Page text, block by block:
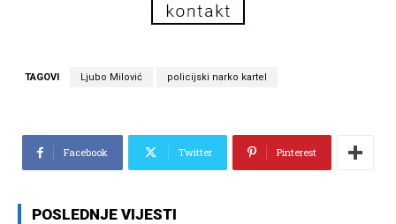
TAGOVI Ljubo Milović policijski narko kartel
Facebook Twitter Pinterest
POSLEDNJE VIJESTI